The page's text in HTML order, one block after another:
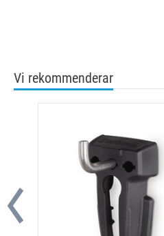
Vi rekommenderar